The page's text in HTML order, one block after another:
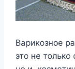
Варикозное
это не